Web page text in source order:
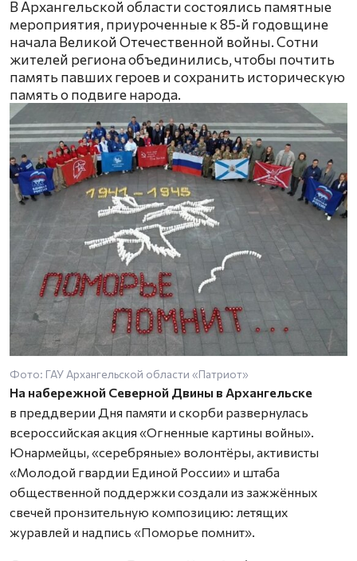
В Архангельской области состоялись памятные
мероприятия, приуроченные к 85‑й годовщине
начала Великой Отечественной войны. Сотни
жителей региона объединились, чтобы почтить
память павших героев и сохранить историческую
память о подвиге народа.
Фото: ГАУ Архангельской области «Патриот»
На набережной Северной Двины в Архангельске
в преддверии Дня памяти и скорби развернулась
всероссийская акция «Огненные картины войны».
Юнармейцы, «серебряные» волонтёры, активисты
«Молодой гвардии Единой России» и штаба
общественной поддержки создали из зажжённых
свечей пронзительную композицию: летящих
журавлей и надпись «Поморье помнит».